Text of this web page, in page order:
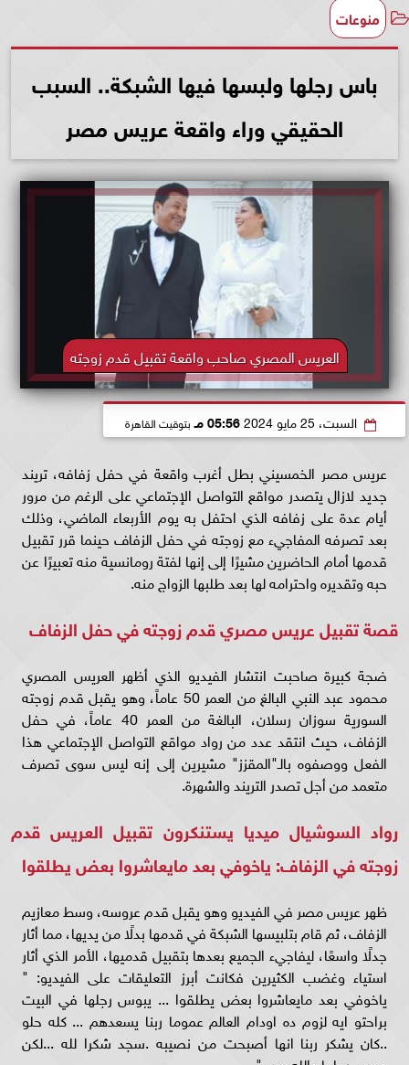
منوعات
باس رجلها ولبسها فيها الشبكة.. السبب
الحقيقي وراء واقعة عريس مصر
العريس المصري صاحب واقعة تقبيل قدم زوجته
السبت، 25 مايو 2024 05:56 مـ بتوقيت القاهرة
عريس مصر الخمسيني بطل أغرب واقعة في حفل زفافه، تريند
جديد لازال يتصدر مواقع التواصل الإجتماعي على الرغم من مرور
أيام عدة على زفافه الذي احتفل به يوم الأربعاء الماضي، وذلك
بعد تصرفه المفاجيء مع زوجته في حفل الزفاف حينما قرر تقبيل
قدمها أمام الحاضرين مشيرًا إلى إنها لفتة رومانسية منه تعبيرًا عن
حبه وتقديره واحترامه لها بعد طلبها الزواج منه.
قصة تقبيل عريس مصري قدم زوجته في حفل الزفاف
ضجة كبيرة صاحبت انتشار الفيديو الذي أظهر العريس المصري
محمود عبد النبي البالغ من العمر 50 عاماً، وهو يقبل قدم زوجته
السورية سوزان رسلان، البالغة من العمر 40 عاماً، في حفل
الزفاف، حيث انتقد عدد من رواد مواقع التواصل الإجتماعي هذا
الفعل ووصفوه بالـ"المقزز" مشيرين إلى إنه ليس سوى تصرف
متعمد من أجل تصدر التريند والشهرة.
رواد السوشيال ميديا يستنكرون تقبيل العريس قدم
زوجته في الزفاف: ياخوفي بعد مايعاشروا بعض يطلقوا
ظهر عريس مصر في الفيديو وهو يقبل قدم عروسه، وسط معازيم
الزفاف، ثم قام بتلبيسها الشبكة في قدمها بدلًا من يديها، مما أثار
جدلًا واسعًا، ليفاجيء الجميع بعدها بتقبيل قدميها، الأمر الذي أثار
استياء وغضب الكثيرين فكانت أبرز التعليقات على الفيديو: "
ياخوفي بعد مايعاشروا بعض يطلقوا ... يبوس رجلها في البيت
براحتو ايه لزوم ده اودام العالم عموما ربنا يسعدهم ... كله حلو
..كان يشكر ربنا انها أصبحت من نصيبه .سجد شكرا لله ...لكن